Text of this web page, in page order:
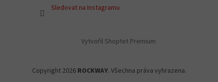
Sledovat na Instagramu
Vytvořil Shoptet Premium
Copyright 2026 ROCKWAY. Všechna práva vyhrazena.